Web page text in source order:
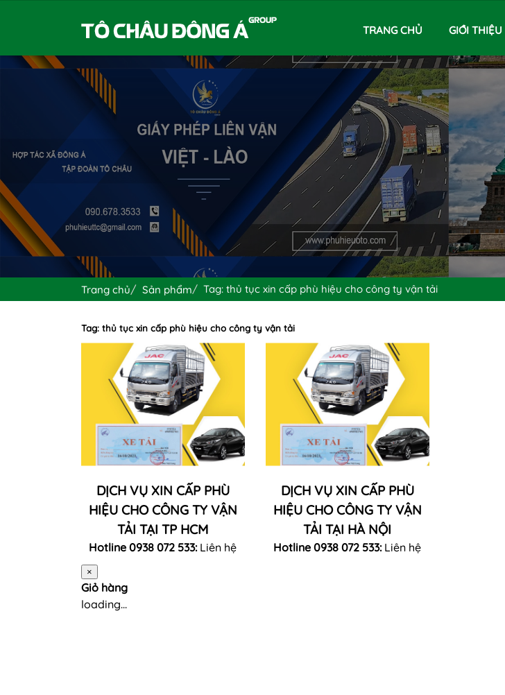
TRANG CHỦ GIỚI THIỆU
Trang chủ Sản phẩm Tag: thủ tục xin cấp phù hiệu cho công ty vận tải
Tag: thủ tục xin cấp phù hiệu cho công ty vận tải
DỊCH VỤ XIN CẤP PHÙ
HIỆU CHO CÔNG TY VẬN
TẢI TẠI TP HCM
Hotline 0938 072 533: Liên hệ
DỊCH VỤ XIN CẤP PHÙ
HIỆU CHO CÔNG TY VẬN
TẢI TẠI HÀ NỘI
Hotline 0938 072 533: Liên hệ
×
Giỏ hàng
loading...